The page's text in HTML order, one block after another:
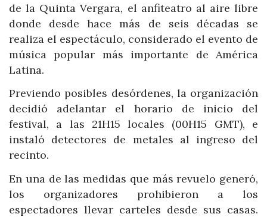
de la Quinta Vergara, el anfiteatro al aire libre
donde desde hace más de seis décadas se
realiza el espectáculo, considerado el evento de
música popular más importante de América
Latina.
Previendo posibles desórdenes, la organización
decidió adelantar el horario de inicio del
festival, a las 21H15 locales (00H15 GMT), e
instaló detectores de metales al ingreso del
recinto.
En una de las medidas que más revuelo generó,
los organizadores prohibieron a los
espectadores llevar carteles desde sus casas.